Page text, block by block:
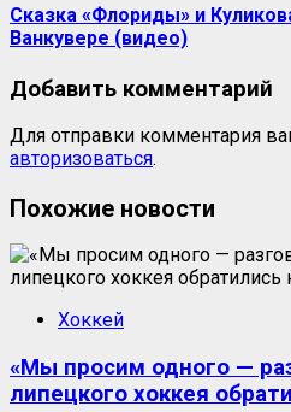
Сказка «Флориды» и
Ванкувере (видео)
Добавить комментарий
Для отправки комментария
авторизоваться.
Похожие новости
Хоккей
«Мы просим одного —
липецкого хоккея